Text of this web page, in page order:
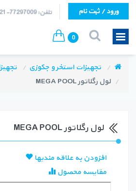
تلفن: 77297009-021 ورود / ثبت نام
0
تجهیزات استخر و جکوزی
لول رگلاتور MEGA POOL
لول رگلاتور MEGA POOL
افزودن به علاقه مندیها
مقایسه محصول